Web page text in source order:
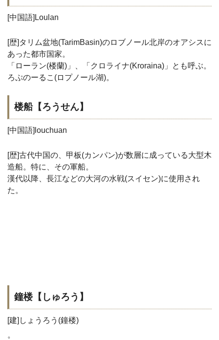
[中国語]Loulan
[歴]タリム盆地(TarimBasin)のロブノール北岸のオアシスに
あった都市国家。
「ローラン(楼蘭)」、「クロライナ(Kroraina)」とも呼ぶ。
ろぷのーるこ(ロプノール湖)。
楼船【ろうせん】
[中国語]louchuan
[歴]古代中国の、甲板(カンパン)が数層に成っている大型木
造船。特に、その軍船。
漢代以降、長江などの大河の水戦(スイセン)に使用され
た。
鐘楼【しゅろう】
[建]しょうろう(鐘楼)
。